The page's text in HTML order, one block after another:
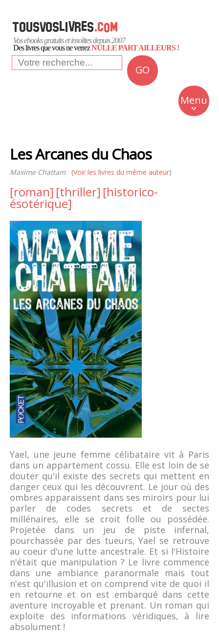
Vos ebooks gratuits et insolites depuis 2007
Des livres que vous ne verrezNULLE PART AILLEURS !
GO
Menu
Insolite
Business
Quotidien
Les Arcanes du Chaos
Maxime Chattam (Voir les livres du même auteur)
[roman] [thriller] [historico-
ésotérique]
Yael, une jeune femme célibataire vit à Paris
dans un appartement cossu. Elle est loin de se
douter qu'il existe des secrets qui mettent en
danger ceux qui les découvrent. Le jour où des
ombres apparaissent dans ses miroirs pour lui
parler de codes secrets et de sectes
millénaires, elle se croit folle ou possédée.
Projetée dans un jeu de piste infernal,
pourchassée par des tueurs, Yael se retrouve
au coeur d'une lutte ancestrale. Et si l'Histoire
n'était que manipulation ? Le livre commence
dans une ambiance paranormale mais tout
n'est qu'illusion et on comprend vite de quoi il
en retourne et on est embarqué dans cette
aventure incroyable et prenant. Un roman qui
exploite des informations véridiques, à lire
absolument !